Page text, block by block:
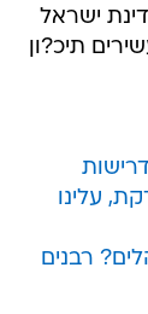
ישראל
תיכ?ון
עלינו
רבנים